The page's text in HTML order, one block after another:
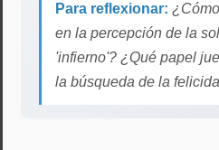
Para reflexionar:
en la percepción de la
'infierno'? ¿Qué papel
la búsqueda de la